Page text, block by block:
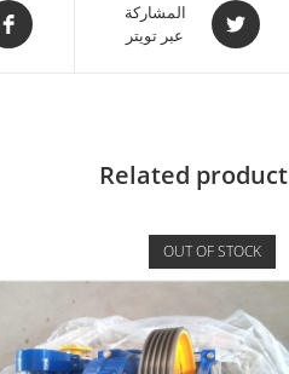
المشاركة
عبر تويتر
Related
OUT OF STOCK